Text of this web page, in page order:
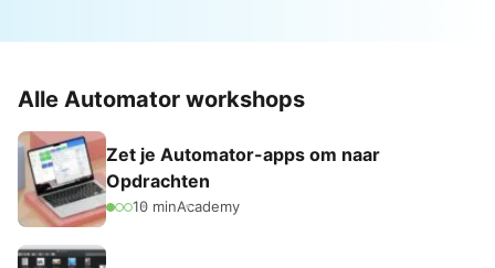
Alle Automator workshops
Zet je Automator-apps om naar
Opdrachten
10 minAcademy